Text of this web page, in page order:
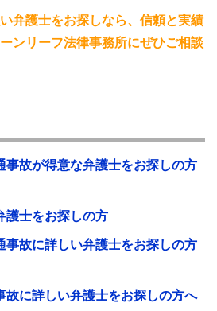
弁護士をお探しなら、信頼と実績
ンリーフ法律事務所にぜひご相談
事故が得意な弁護士をお探しの方
護士をお探しの方
事故に詳しい弁護士をお探しの方
故に詳しい弁護士をお探しの方へ